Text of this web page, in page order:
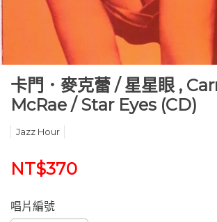
卡門．麥克蕾 / 星星眼 ,
McRae / Star Eyes (CD)
Jazz Hour
NT$370
唱片編號